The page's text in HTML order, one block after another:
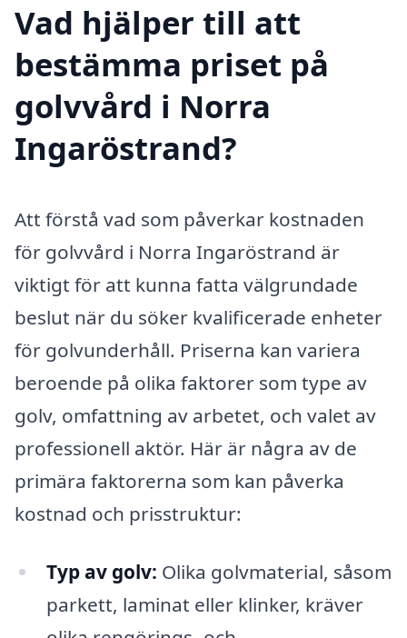
Vad hjälper till att
bestämma priset på
golvvård i Norra
Ingaröstrand?
Att förstå vad som påverkar kostnaden
för golvvård i Norra Ingaröstrand är
viktigt för att kunna fatta välgrundade
beslut när du söker kvalificerade enheter
för golvunderhåll. Priserna kan variera
beroende på olika faktorer som type av
golv, omfattning av arbetet, och valet av
professionell aktör. Här är några av de
primära faktorerna som kan påverka
kostnad och prisstruktur:
Typ av golv: Olika golvmaterial, såsom
parkett, laminat eller klinker, kräver